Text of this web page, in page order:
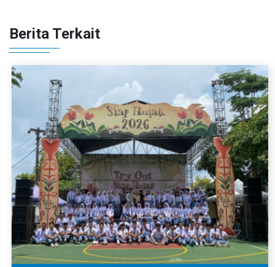
Berita Terkait